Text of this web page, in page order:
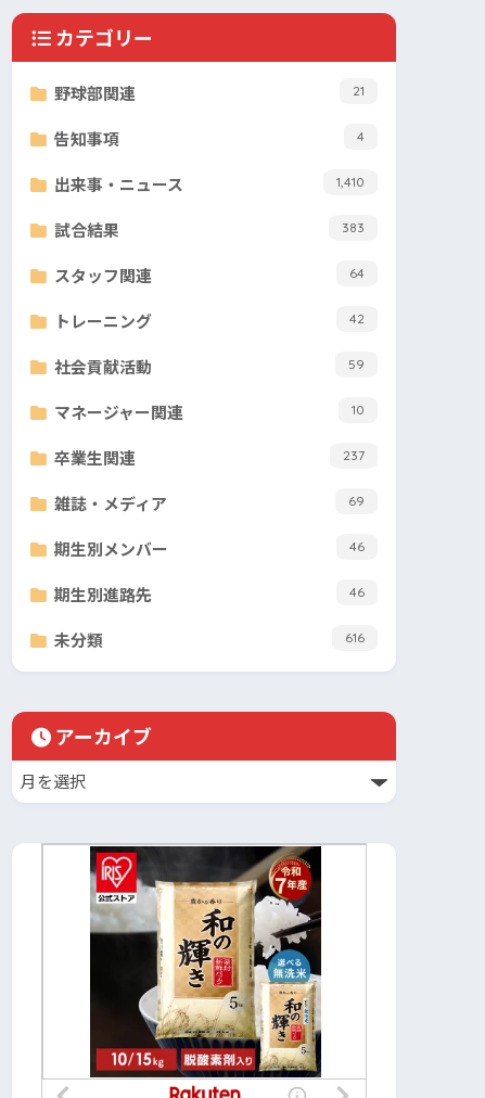
カテゴリー
野球部関連 21
告知事項 4
出来事・ニュース 1,410
試合結果 383
スタッフ関連 64
トレーニング 42
社会貢献活動 59
マネージャー関連 10
卒業生関連 237
雑誌・メディア 69
期生別メンバー 46
期生別進路先 46
未分類 616
アーカイブ